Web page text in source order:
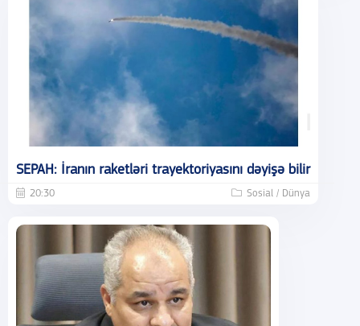
SEPAH: İranın raketləri trayektoriyasını dəyişə bilir
20:30 Sosial / Dünya